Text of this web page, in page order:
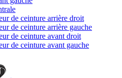
de ceinture arrière droit
de ceinture arrière gauche
de ceinture avant droit
de ceinture avant gauche